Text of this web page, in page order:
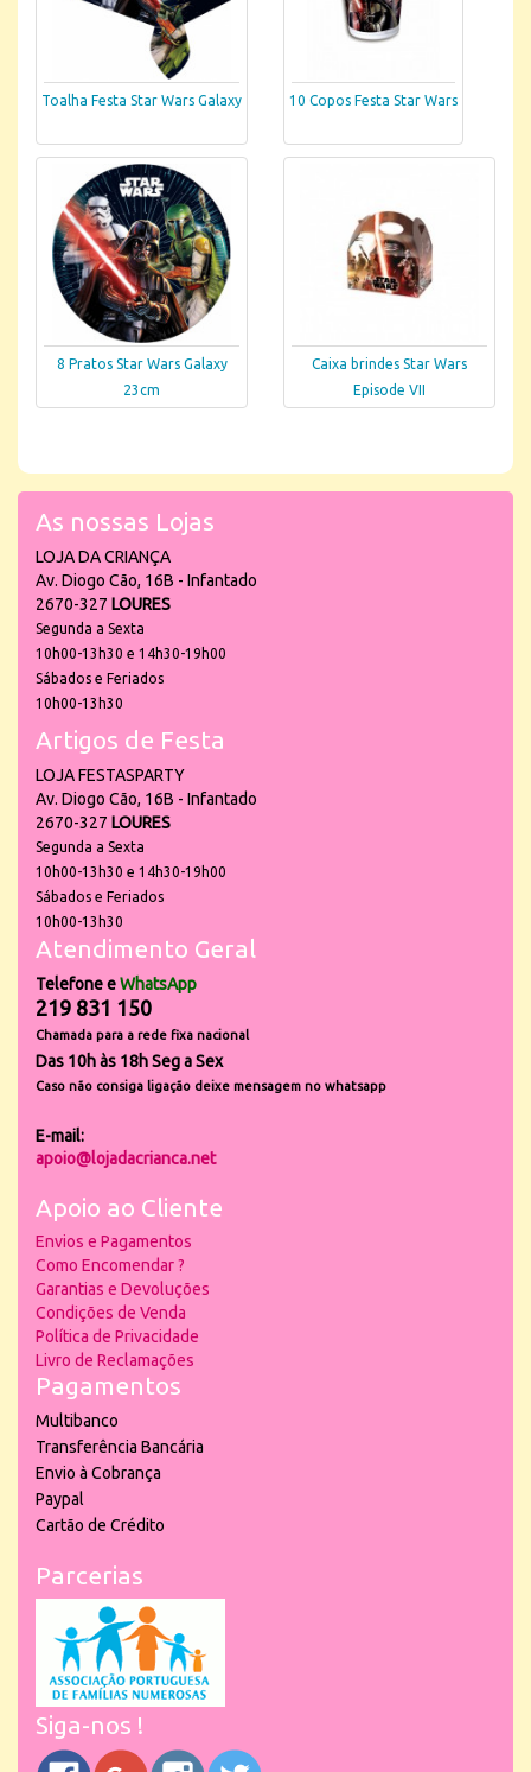
Toalha Festa Star Wars Galaxy 10 Copos Festa Star Wars
8 Pratos Star Wars Galaxy
23cm
Caixa brindes Star Wars
Episode VII
As nossas Lojas
LOJA DA CRIANÇA
Av. Diogo Cão, 16B - Infantado
2670-327 LOURES
Segunda a Sexta
10h00-13h30 e 14h30-19h00
Sábados e Feriados
10h00-13h30
Artigos de Festa
LOJA FESTASPARTY
Av. Diogo Cão, 16B - Infantado
2670-327 LOURES
Segunda a Sexta
10h00-13h30 e 14h30-19h00
Sábados e Feriados
10h00-13h30
Atendimento Geral
Telefone eWhatsApp
219 831 150
Chamada para a rede fixa nacional
Das 10h às 18h Seg a Sex
Caso não consiga ligação deixe mensagem no whatsapp
E-mail:
apoio@lojadacrianca.net
Apoio ao Cliente
Envios e Pagamentos
Como Encomendar ?
Garantias e Devoluções
Condições de Venda
Política de Privacidade
Livro de Reclamações
Pagamentos
Multibanco
Transferência Bancária
Envio à Cobrança
Paypal
Cartão de Crédito
Parcerias
Siga-nos !